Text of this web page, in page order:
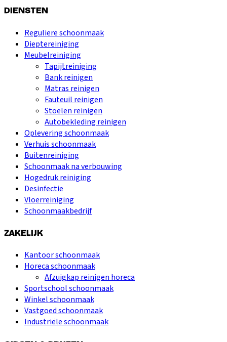
DIENSTEN
Reguliere schoonmaak
Dieptereiniging
Meubelreiniging
Tapijtreiniging
Bank reinigen
Matras reinigen
Fauteuil reinigen
Stoelen reinigen
Autobekleding reinigen
Oplevering schoonmaak
Verhuis schoonmaak
Buitenreiniging
Schoonmaak na verbouwing
Hogedruk reiniging
Desinfectie
Vloerreiniging
Schoonmaakbedrijf
ZAKELIJK
Kantoor schoonmaak
Horeca schoonmaak
Afzuigkap reinigen horeca
Sportschool schoonmaak
Winkel schoonmaak
Vastgoed schoonmaak
Industriële schoonmaak